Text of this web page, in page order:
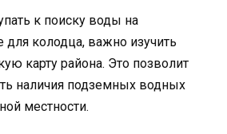
к поиску воды на
для колодца, важно изучить
карту района. Это позволит
наличия подземных водных
местности.